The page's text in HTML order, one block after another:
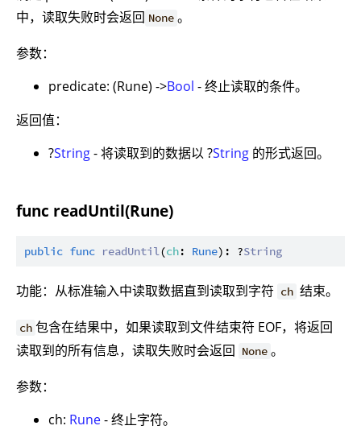
中，读取失败时会返回 None 。
参数：
predicate: (Rune) ->Bool - 终止读取的条件。
返回值：
?String- 将读取到的数据以 ?String 的形式返回。
func readUntil(Rune)
public func readUntil(ch: Rune): ?String
功能：从标准输入中读取数据直到读取到字符 ch 结束。
ch 包含在结果中，如果读取到文件结束符 EOF，将返回
读取到的所有信息，读取失败时会返回 None 。
参数：
ch: Rune- 终止字符。